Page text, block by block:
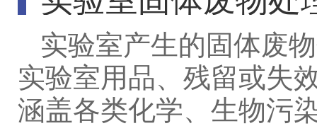
实验室产生的固体废
实验室用品、残留或失
涵盖各类化学、生物污